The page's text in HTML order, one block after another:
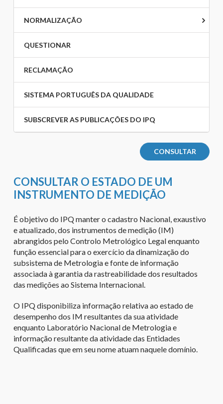
NORMALIZAÇÃO
QUESTIONAR
RECLAMAÇÃO
SISTEMA PORTUGUÊS DA QUALIDADE
SUBSCREVER AS PUBLICAÇÕES DO IPQ
CONSULTAR
CONSULTAR O ESTADO DE UM
INSTRUMENTO DE MEDIÇÃO
É objetivo do IPQ manter o cadastro Nacional, exaustivo
e atualizado, dos instrumentos de medição (IM)
abrangidos pelo Controlo Metrológico Legal enquanto
função essencial para o exercício da dinamização do
subsistema de Metrologia e fonte de informação
associada à garantia da rastreabilidade dos resultados
das medições ao Sistema Internacional.
O IPQ disponibiliza informação relativa ao estado de
desempenho dos IM resultantes da sua atividade
enquanto Laboratório Nacional de Metrologia e
informação resultante da atividade das Entidades
Qualificadas que em seu nome atuam naquele domínio.